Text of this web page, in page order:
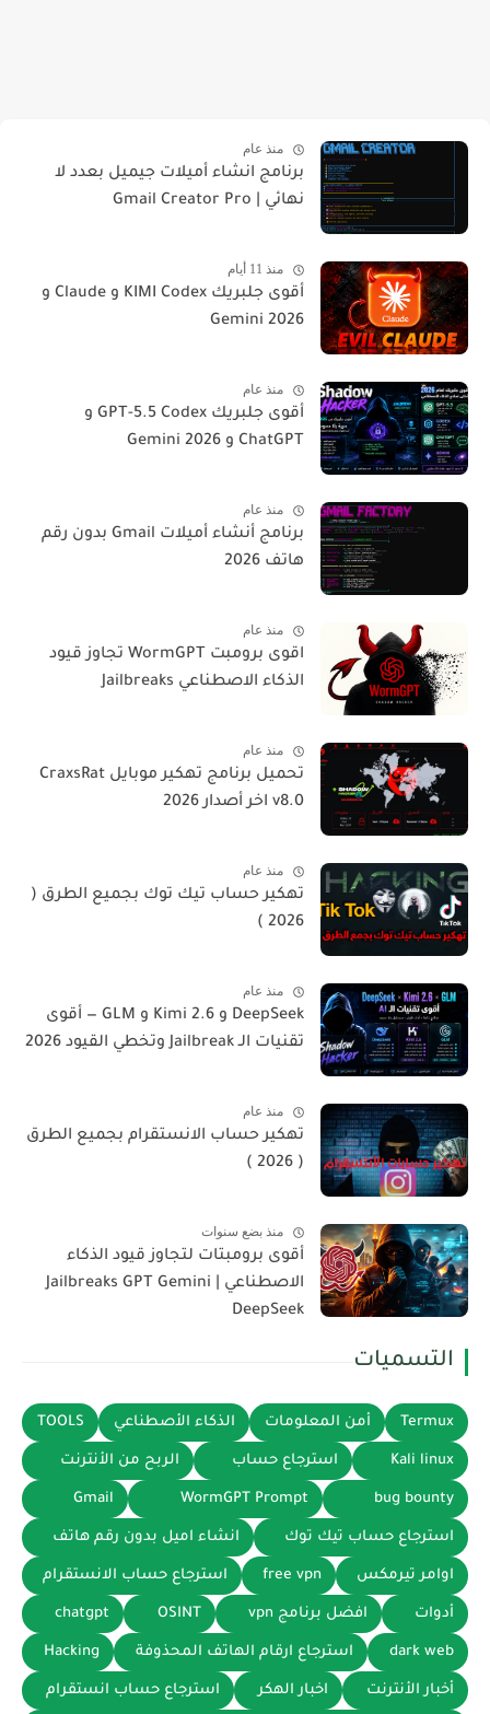
منذ عام
برنامج انشاء أميلات جيميل بعدد لا
نهائي | Gmail Creator Pro
منذ 11 أيام
أقوى جلبريك KIMI Codex و Claude و
Gemini 2026
منذ عام
أقوى جلبريك GPT-5.5 Codex و
ChatGPT و Gemini 2026
منذ عام
برنامج أنشاء أميلات Gmail بدون رقم
هاتف 2026
منذ عام
اقوى برومبت WormGPT تجاوز قيود
الذكاء الاصطناعي Jailbreaks
منذ عام
تحميل برنامج تهكير موبايل CraxsRat
v8.0 اخر أصدار 2026
منذ عام
تهكير حساب تيك توك بجميع الطرق (
2026 )
منذ عام
DeepSeek و Kimi 2.6 و GLM — أقوى
تقنيات الـ Jailbreak وتخطي القيود 2026
منذ عام
تهكير حساب الانستقرام بجميع الطرق
( 2026 )
منذ بضع سنوات
أقوى برومبتات لتجاوز قيود الذكاء
الاصطناعي | Jailbreaks GPT Gemini
DeepSeek
التسميات
Termux أمن المعلومات الذكاء الأصطناعي TOOLS
Kali linux استرجاع حساب الربح من الأنترنت
bug bounty
WormGPT Prompt
Gmail
استرجاع حساب تيك توك انشاء اميل بدون رقم هاتف
اوامر تيرمكس free vpn استرجاع حساب الانستقرام
أدوات افضل برنامج vpn OSINT
chatgpt
dark web استرجاع ارقام الهاتف المحذوفة Hacking
أخبار الأنترنت اخبار الهكر استرجاع حساب انستقرام